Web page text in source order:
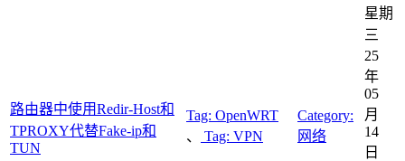
星期
三
路由器中使用Redir-Host和
TPROXY代替Fake-ip和
TUN
Tag: OpenWRT
、
Tag: VPN
Category:
网络
25
年
05
月
14
日